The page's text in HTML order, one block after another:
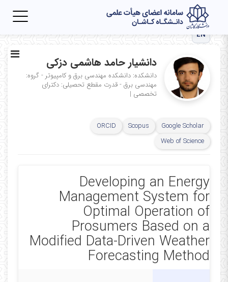
EN
دانشیار حامد هاشمی دزکی
دانشکده: دانشکده مهندسی برق و کامپیوتر - گروه:
مهندسی برق - قدرت مقطع تحصیلی: دکترای
تخصصی |
Google Scholar
Scopus
ORCID
Web of Science
Developing an Energy
Management System for
Optimal Operation of
Prosumers Based on a
Modified Data-Driven Weather
Forecasting Method